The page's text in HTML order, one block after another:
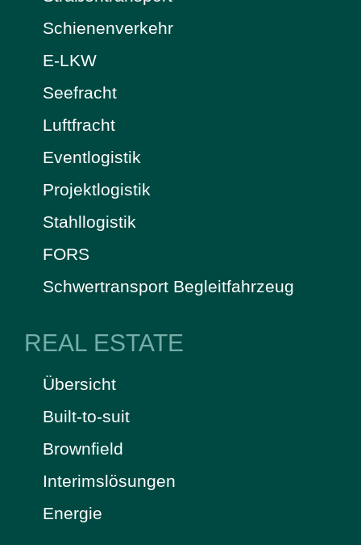
Schienenverkehr
E-LKW
Seefracht
Luftfracht
Eventlogistik
Projektlogistik
Stahllogistik
FORS
Schwertransport Begleitfahrzeug
REAL ESTATE
Übersicht
Built-to-suit
Brownfield
Interimslösungen
Energie